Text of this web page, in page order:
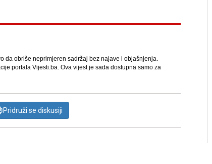
da obriše neprimjeren sadržaj bez najave i objašnjenja.
portala Vijesti.ba. Ova vijest je sada dostupna samo za
Pridruži se diskusiji